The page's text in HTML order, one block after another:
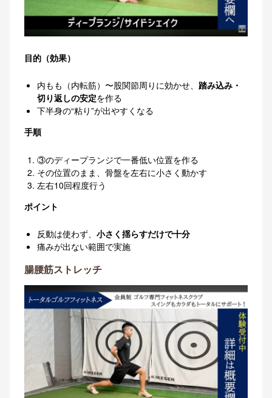
目的（効果）
内もも（内転筋）〜股関節周りに効かせ、 踏み込み・
切り返しの安定を作る
下半身の“粘り”が出やすくなる
手順
③のディープランジで一番低い位置を作る
その位置のまま、骨盤を左右に小さく動かす
左右10回程度行う
ポイント
反動は使わず、 小さく揺らすだけで十分
痛みが出ない範囲で実施
腸腰筋ストレッチ